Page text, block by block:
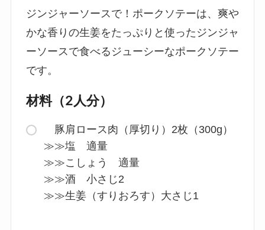
ジンジャーソースで！ポークソテーは、爽や
かな香りの生姜をたっぷりと使ったジンジャ
ーソースで食べるジューシーなポークソテー
です。
材料（2人分）
豚肩ロース肉（厚切り）2枚（300g）
≫≫塩 適量
≫≫こしょう 適量
≫≫酒 小さじ2
≫≫生姜（すりおろす）大さじ1